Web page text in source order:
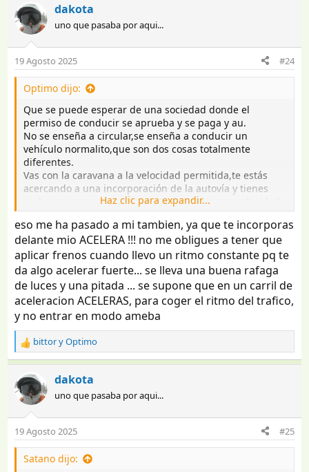
c
c
o
n
e
s
dakota
uno que pasaba por aqui...
19 Agosto 2025 #24
Optimo dijo:
Que se puede esperar de una sociedad donde el
permiso de conducir se aprueba y se paga y au.
No se enseña a circular,se enseña a conducir un
vehículo normalito,que son dos cosas totalmente
diferentes.
Vas con la caravana a la velocidad permitida,te estás
acercando a una incorporación de la autovía y tienes
coches que se quieren incorporar pero a una velocidad
inadecuada,muy lenta,esperando que tu,que llevas una
caravana,te pongas en el carril central para dejarlos
salir.
Vamos hombre,hay que ser un poco avispado y acelerar
y salí delante,no comprometer al caravanista,que tiene
poco margen de maniobra.
Haz clic para expandir...
eso me ha pasado a mi tambien, ya que te incorporas
delante mio ACELERA !!! no me obligues a tener que
aplicar frenos cuando llevo un ritmo constante pq te
da algo acelerar fuerte... se lleva una buena rafaga
de luces y una pitada ... se supone que en un carril de
aceleracion ACELERAS, para coger el ritmo del trafico,
y no entrar en modo ameba
R
e
c
c
o
n
e
s
bittoryOptimo
dakota
uno que pasaba por aqui...
19 Agosto 2025 #25
Satano dijo: